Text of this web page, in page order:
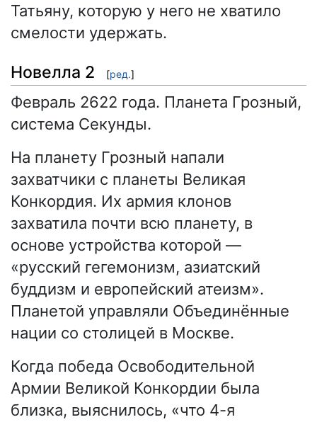
Татьяну, которую у него не хватило
смелости удержать.
Новелла 2 [ред.]
Февраль 2622 года. Планета Грозный,
система Секунды.
На планету Грозный напали
захватчики с планеты Великая
Конкордия. Их армия клонов
захватила почти всю планету, в
основе устройства которой —
«русский гегемонизм, азиатский
буддизм и европейский атеизм».
Планетой управляли Объединённые
нации со столицей в Москве.
Когда победа Освободительной
Армии Великой Конкордии была
близка, выяснилось, «что 4-я